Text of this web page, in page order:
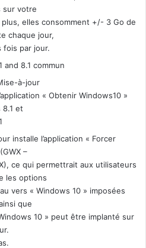
sur votre
elles consomment +/- 3 Go de
chaque jour,
fois par jour.
and 8.1 commun
à-jour
« Obtenir Windows10 »
8.1 et
installe l’application « Forcer
–
ce qui permettrait aux utilisateurs
les options
vers « Windows 10 » imposées
que
10 » peut être implanté sur